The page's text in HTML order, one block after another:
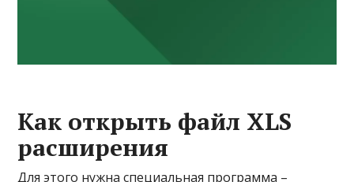
Как открыть файл XLS
расширения
Для этого нужна специальная программа –